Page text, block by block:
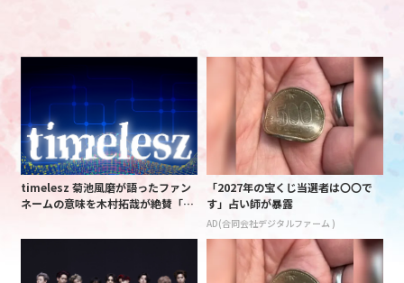
timelesz 菊池風磨が語ったファン
ネームの意味を木村拓哉が絶賛「考
「2027年の宝くじ当選者は〇〇で
す」占い師が暴露
AD(合同会社デジタルファーム )